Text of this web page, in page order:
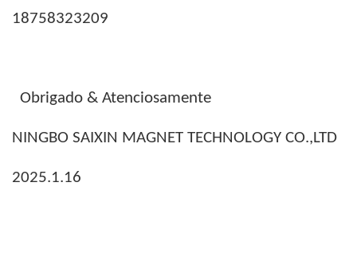
18758323209
Obrigado & Atenciosamente
NINGBO SAIXIN MAGNET TECHNOLOGY CO.,LTD
2025.1.16